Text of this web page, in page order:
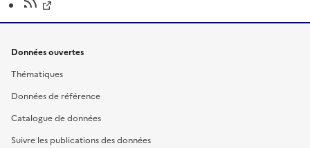
Données ouvertes
Thématiques
Données de référence
Catalogue de données
Suivre les publications des données